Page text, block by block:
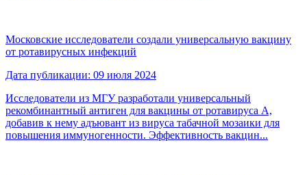
Московские исследователи создали универсальную вакцину
от ротавирусных инфекций
Дата публикации: 09 июля 2024
Исследователи из МГУ разработали универсальный
рекомбинантный антиген для вакцины от ротавируса А,
добавив к нему адъювант из вируса табачной мозаики для
повышения иммуногенности. Эффективность вакцин...